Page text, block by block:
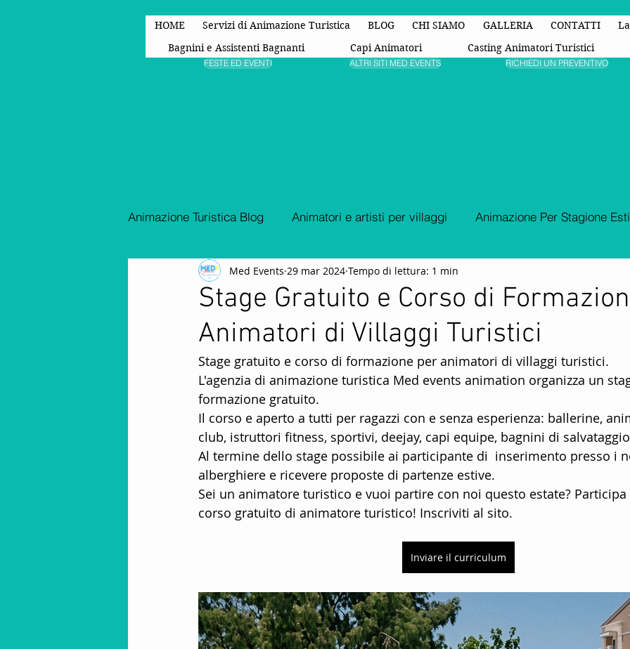
HOME Servizi di Animazione Turistica BLOG CHI SIAMO GALLERIA CONTATTI
Bagnini e Assistenti Bagnanti
Capi Animatori Casting Animatori Turistici
FESTE ED EVENTI ALTRI SITI MED EVENTS RICHIEDI UN PREVENTIVO
Animazione Turistica Blog Animatori e artisti per villaggi Animazione Per Stagione
Spettacoli di animazione Animazione Turistica organizzazione di eventi
Animatori Mini Club Intrattenimento Per Bambini Animatori mini club
Animazione Stagione Invernale Animatori Per La Stagione Estiva Agenzia Di
spettacoli per bambini family hotels animazione per hotels Animatori kids
Stagione Invernale In Montagna Offerte di lavoro stagione estiva Animazione
Staff di animatori turistici Animatori villaggi turistici
Offerte lavoro animatore turistico Servizi di animazione turistica Diventare
Stage Gratuito e Corso di
Animatori di Villaggi Turistici
Med Events 29 mar 2024 Tempo di lettura: 1 min
Stage gratuito e corso di formazione per animatori di villaggi turistici.
L'agenzia di animazione turistica Med events animation organizza un
formazione gratuito.
Il corso e aperto a tutti per ragazzi con e senza esperienza: ballerine,
club, istruttori fitness, sportivi, deejay, capi equipe, bagnini di
Al termine dello stage possibile ai participante di  inserimento presso i
alberghiere e ricevere proposte di partenze estive.
Sei un animatore turistico e vuoi partire con noi questo estate?
corso gratuito di animatore turistico! Inscriviti al sito.
Inviare il curriculum